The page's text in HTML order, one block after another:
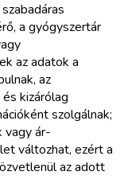
a gyógyszertár
az adatok a
az
kizárólag
szolgálnak;
vagy ár-
változhat, ezért a
az adott